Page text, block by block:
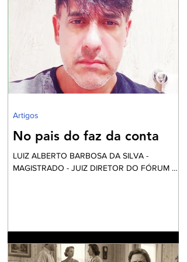
debate eleitoral , impõe que seja aberto um
exaustivo debate sobre a parcela tão
necessitada de assistência e visibilidade
quanto às pessoas das comunidades
periféricas que vivem assoladas pela violência
e ineficiente assistência à saúde, frequente
falta de água e sob péssim
No pais do faz da conta
LUIZ ALBERTO BARBOSA DA SILVA -
MAGISTRADO - JUIZ DIRETOR DO FÓRUM DE
“É um dinheiro que é tirado do povo para
eleger alguns que vão tirar dinheiro do povo”.
Até parece um pleonasmo. O que acontece
Artigos